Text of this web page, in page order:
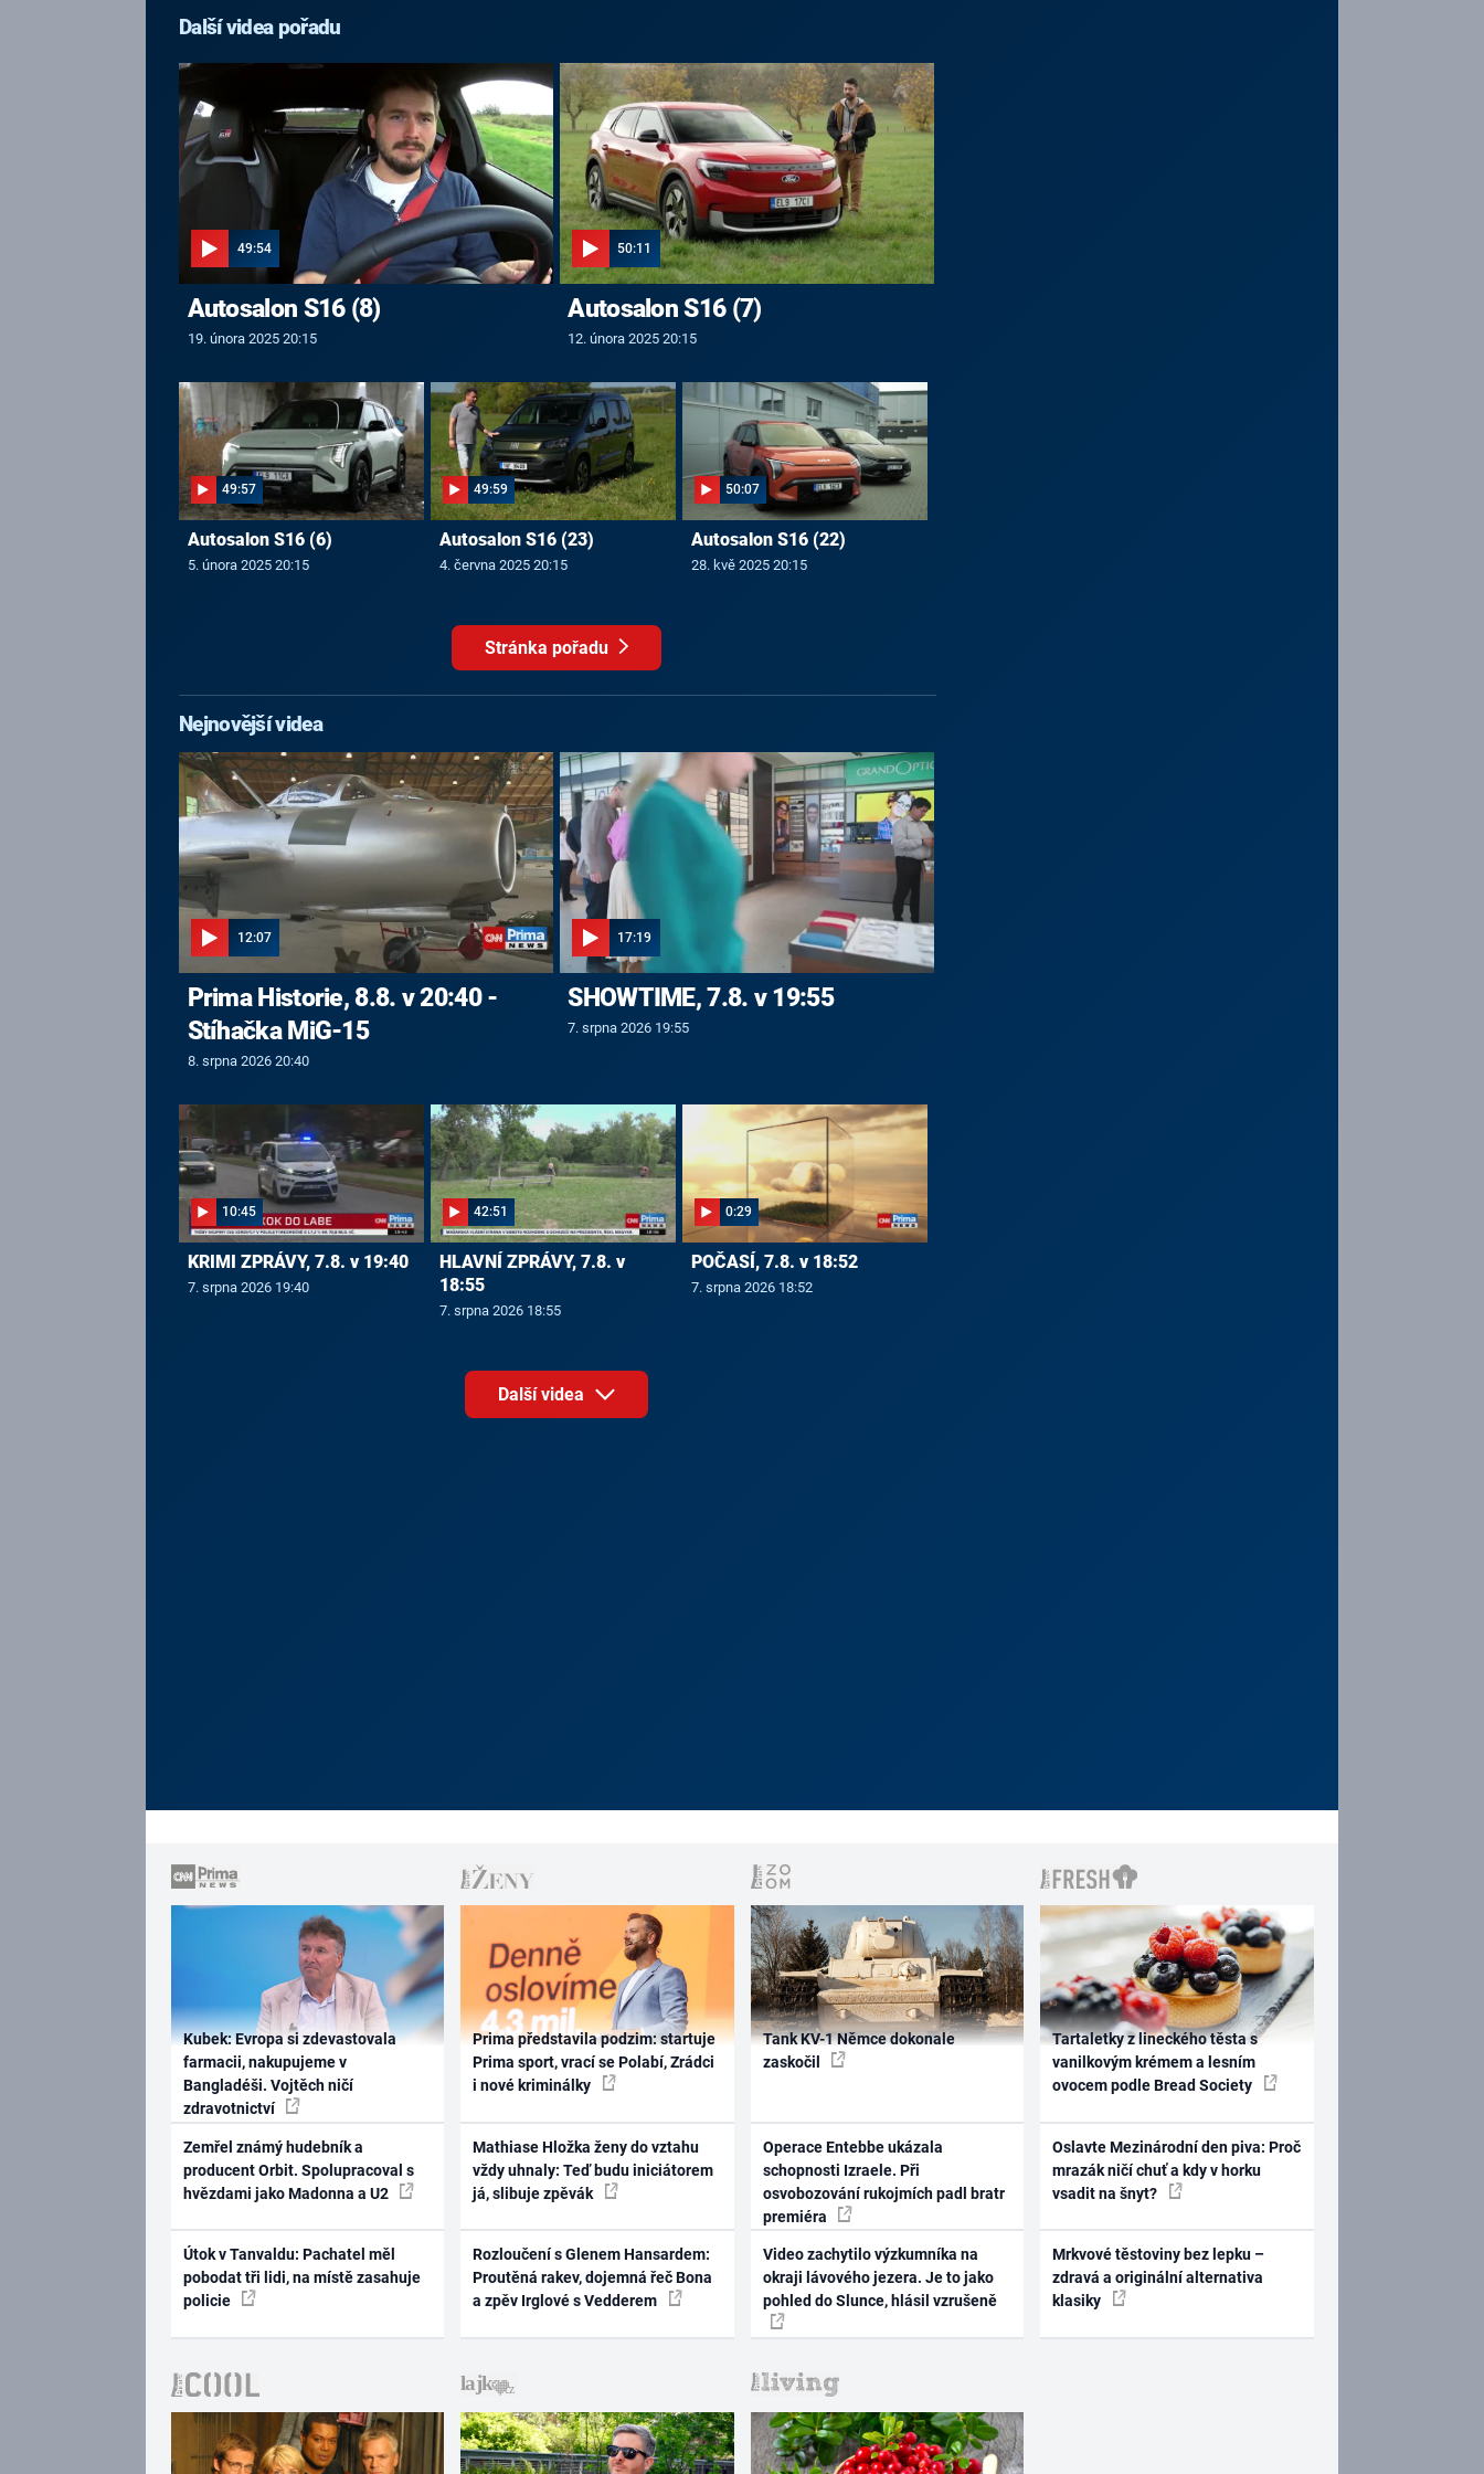
Další videa pořadu
49:54
Autosalon S16 (8)
19. února 2025 20:15
50:11
Autosalon S16 (7)
12. února 2025 20:15
49:57
Autosalon S16 (6)
5. února 2025 20:15
49:59
Autosalon S16 (23)
4. června 2025 20:15
50:07
Autosalon S16 (22)
28. kvě 2025 20:15
Stránka pořadu
Nejnovější videa
12:07
Prima Historie, 8.8. v 20:40 -
Stíhačka MiG-15
8. srpna 2026 20:40
17:19
SHOWTIME, 7.8. v 19:55
7. srpna 2026 19:55
10:45
KRIMI ZPRÁVY, 7.8. v 19:40
7. srpna 2026 19:40
42:51
HLAVNÍ ZPRÁVY, 7.8. v
18:55
7. srpna 2026 18:55
0:29
POČASÍ, 7.8. v 18:52
7. srpna 2026 18:52
Další videa
Kubek: Evropa si zdevastovala
farmacii, nakupujeme v
Bangladéši. Vojtěch ničí
zdravotnictví
Zemřel známý hudebník a
producent Orbit. Spolupracoval s
hvězdami jako Madonna a U2
Útok v Tanvaldu: Pachatel měl
pobodat tři lidi, na místě zasahuje
policie
Prima představila podzim: startuje
Prima sport, vrací se Polabí, Zrádci
i nové kriminálky
Mathiase Hložka ženy do vztahu
vždy uhnaly: Teď budu iniciátorem
já, slibuje zpěvák
Rozloučení s Glenem Hansardem:
Proutěná rakev, dojemná řeč Bona
a zpěv Irglové s Vedderem
Tank KV-1 Němce dokonale
zaskočil
Operace Entebbe ukázala
schopnosti Izraele. Při
osvobozování rukojmích padl bratr
premiéra
Video zachytilo výzkumníka na
okraji lávového jezera. Je to jako
pohled do Slunce, hlásil vzrušeně
Tartaletky z lineckého těsta s
vanilkovým krémem a lesním
ovocem podle Bread Society
Oslavte Mezinárodní den piva: Proč
mrazák ničí chuť a kdy v horku
vsadit na šnyt?
Mrkvové těstoviny bez lepku –
zdravá a originální alternativa
klasiky